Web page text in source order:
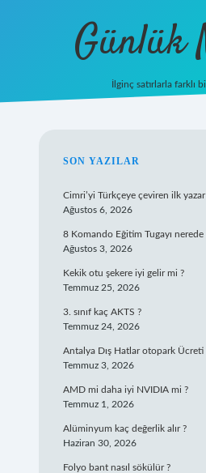
Günlük
İlginç satırlarla farklı bir
SIDEBAR
SON YAZILAR
Cimri’yi Türkçeye çeviren ilk
Ağustos 6, 2026
8 Komando Eğitim Tugayı nerede
Ağustos 3, 2026
Kekik otu şekere iyi gelir mi ?
Temmuz 25, 2026
3. sınıf kaç AKTS ?
Temmuz 24, 2026
Antalya Dış Hatlar otopark Ücreti
Temmuz 3, 2026
AMD mi daha iyi NVIDIA mi ?
Temmuz 1, 2026
Alüminyum kaç değerlik alır ?
Haziran 30, 2026
Folyo bant nasıl sökülür ?